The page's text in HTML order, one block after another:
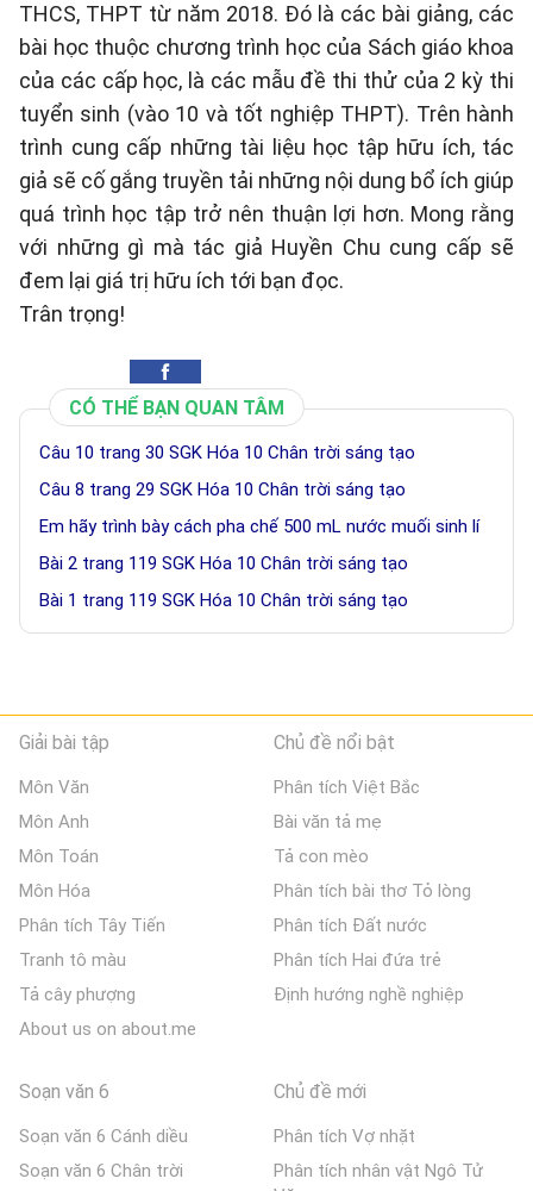
THCS, THPT từ năm 2018. Đó là các bài giảng, các
bài học thuộc chương trình học của Sách giáo khoa
của các cấp học, là các mẫu đề thi thử của 2 kỳ thi
tuyển sinh (vào 10 và tốt nghiệp THPT). Trên hành
trình cung cấp những tài liệu học tập hữu ích, tác
giả sẽ cố gắng truyền tải những nội dung bổ ích giúp
quá trình học tập trở nên thuận lợi hơn. Mong rằng
với những gì mà tác giả Huyền Chu cung cấp sẽ
đem lại giá trị hữu ích tới bạn đọc.
Trân trọng!
CÓ THỂ BẠN QUAN TÂM
Câu 10 trang 30 SGK Hóa 10 Chân trời sáng tạo
Câu 8 trang 29 SGK Hóa 10 Chân trời sáng tạo
Em hãy trình bày cách pha chế 500 mL nước muối sinh lí
Bài 2 trang 119 SGK Hóa 10 Chân trời sáng tạo
Bài 1 trang 119 SGK Hóa 10 Chân trời sáng tạo
Giải bài tập
Môn Văn
Môn Anh
Môn Toán
Môn Hóa
Phân tích Tây Tiến
Tranh tô màu
Tả cây phượng
About us on about.me
Chủ đề nổi bật
Phân tích Việt Bắc
Bài văn tả mẹ
Tả con mèo
Phân tích bài thơ Tỏ lòng
Phân tích Đất nước
Phân tích Hai đứa trẻ
Định hướng nghề nghiệp
Soạn văn 6
Soạn văn 6 Cánh diều
Soạn văn 6 Chân trời
Chủ đề mới
Phân tích Vợ nhặt
Phân tích nhân vật Ngô Tử